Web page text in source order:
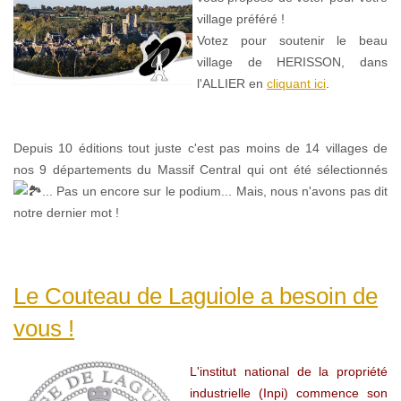
village préféré !
Votez pour soutenir le beau
village de HERISSON, dans
l'ALLIER en cliquant ici
Depuis 10 éditions tout juste c'est pas moins de 14 villages de
nos 9 départements du Massif Central qui ont été sélectionnés
... Pas un encore sur le podium... Mais, nous n'avons pas dit
notre dernier mot !
Le Couteau de Laguiole a besoin de
vous !
L'institut national de la propriété
industrielle (Inpi) commence son